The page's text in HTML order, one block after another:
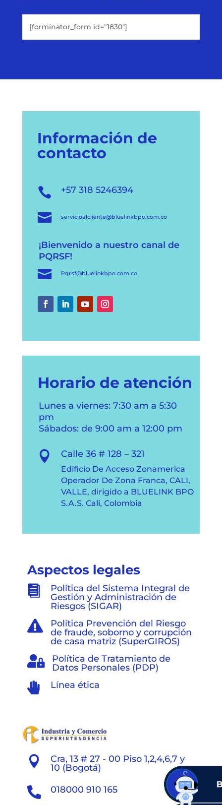
[forminator_form id="1830"]
Información de
contacto
 +57 318 5246394
 servicioalcliente@bluelinkbpo.com.co
¡Bienvenido a nuestro canal de
PQRSF!
 Pqrsf@bluelinkbpo.com.co
Horario de atención
Lunes a viernes: 7:30 am a 5:30
pm
Sábados: de 9:00 am a 12:00 pm
 Calle 36 # 128 – 321
Edificio De Acceso Zonamerica
Operador De Zona Franca, CALI,
VALLE, dirigido a BLUELINK BPO
S.A.S. Cali, Colombia
Aspectos legales

Política del Sistema Integral de
Gestión y Administración de
Riesgos (SIGAR)

Política Prevención del Riesgo
de fraude, soborno y corrupción
de casa matriz (SuperGIROS)

Política de Tratamiento de
Datos Personales (PDP)
 Línea ética

Cra, 13 # 27 - 00 Piso 1,2,4,6,7 y
10 (Bogotá)
 018000 910 165